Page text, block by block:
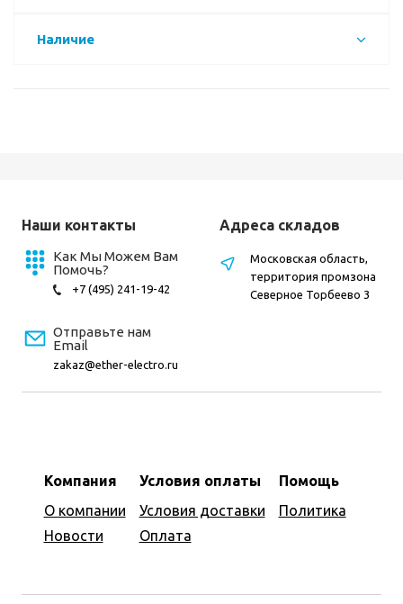
Наличие
Наши контакты
Как Мы Можем Вам
Помочь?
+7 (495) 241-19-42
Отправьте нам
Email
zakaz@ether-electro.ru
Компания
О компании
Новости
Условия оплаты
Условия доставки
Оплата
Помощь
Политика
Адреса складов
Московская область,
территория промзона
Северное Торбеево 3